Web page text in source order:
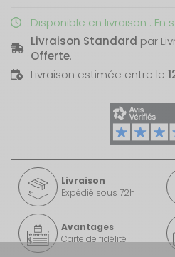
Disponible en livraison : En
Livraison Standard par
Offerte.
Livraison estimée entre le
Livraison
Expédié sous 72h
Avantages
Carte de fidélité